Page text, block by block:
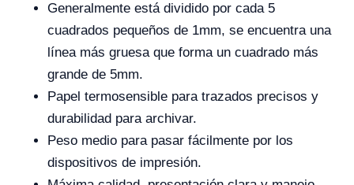
Generalmente está dividido por cada 5
cuadrados pequeños de 1mm, se encuentra una
línea más gruesa que forma un cuadrado más
grande de 5mm.
Papel termosensible para trazados precisos y
durabilidad para archivar.
Peso medio para pasar fácilmente por los
dispositivos de impresión.